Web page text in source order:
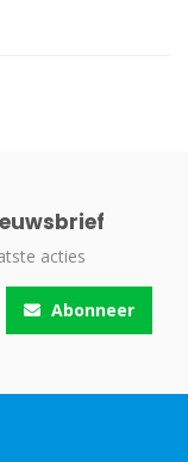
acties
Abonneer